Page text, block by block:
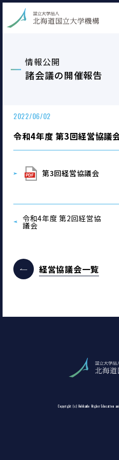
情報公開
諸会議の開催報告
2022/06/02
令和4年度 第3回経営協議
第3回経営協議会
令和4年度 第2回経営協
議会
経営協議会一覧
Copyright (c) Hokkaido Higher Education